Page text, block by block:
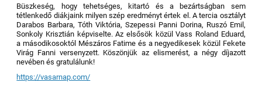
Büszkeség, hogy tehetséges, kitartó és a bezártságban sem
tétlenkedő diákjaink milyen szép eredményt értek el. A tercia osztályt
Darabos Barbara, Tóth Viktória, Szepessi Panni Dorina, Ruszó Emil,
Sonkoly Krisztián képviselte. Az elsősök közül Vass Roland Eduard,
a másodikosoktól Mészáros Fatime és a negyedikesek közül Fekete
Virág Fanni versenyzett. Köszönjük az elismerést, a négy díjazott
nevében és gratulálunk!
https://vasarnap.com/